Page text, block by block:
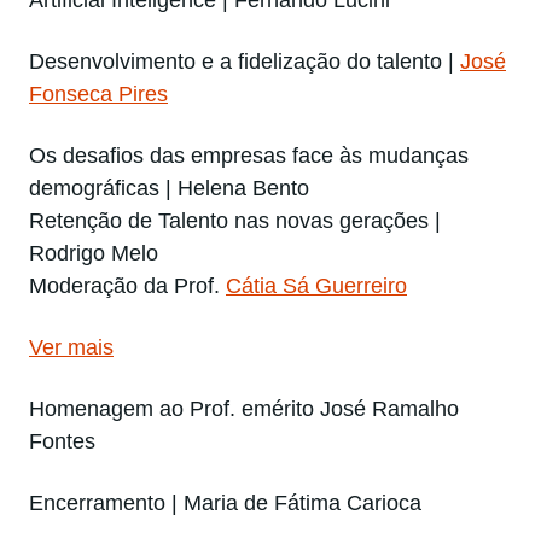
Desenvolvimento e a fidelização do talento | José
Fonseca Pires
Os desafios das empresas face às mudanças
demográficas | Helena Bento
Retenção de Talento nas novas gerações |
Rodrigo Melo
Moderação da Prof. Cátia Sá Guerreiro
Ver mais
Homenagem ao Prof. emérito José Ramalho
Fontes
Encerramento | Maria de Fátima Carioca